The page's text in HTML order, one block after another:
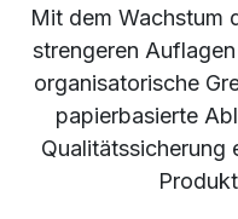
Mit dem Wachstum
strengeren
organisatorische
papierbasierte
Qualitätssicherung